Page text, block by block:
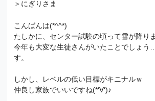
＞にぎりさま
こんばんは(*^^*)
たしかに、センター試験の頃って雪が降り
今年も大変な生徒さんがいたことでしょう
す。
しかし、レベルの低い目標がキニナルｗ
仲良し家族でいいですね(*‘∀‘)♪